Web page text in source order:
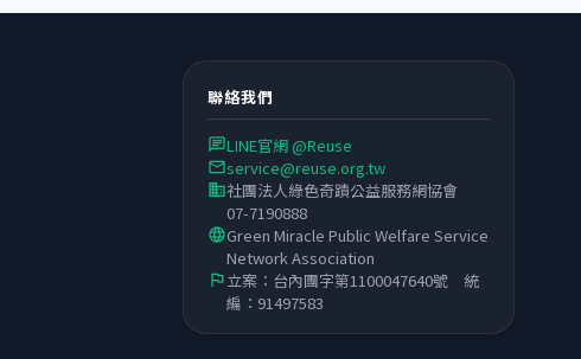
聯絡我們
chatLINE官網 @Reuse
emailservice@reuse.org.tw
business社團法人綠色奇蹟公益服務網協會
07-7190888
languageGreen Miracle Public Welfare Service
Network Association
flag立案：台內團字第1100047640號 統
編：91497583